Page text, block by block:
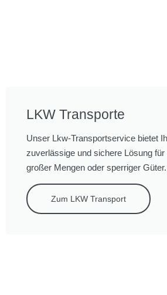
LKW Transporte
Unser Lkw-Transportservice bietet
zuverlässige und sichere Lösung für
großer Mengen oder sperriger Güter.
Zum LKW Transport